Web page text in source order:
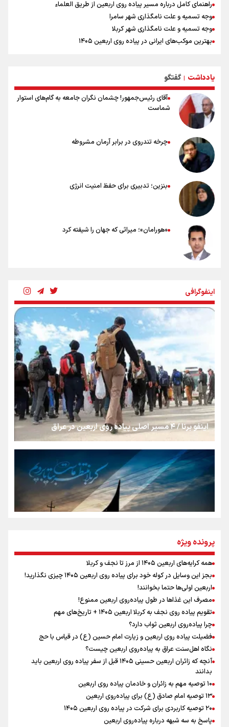
راهنمای کامل درباره مسیر پیاده روی اربعین از طریق العلماء
وجه تسمیه و علت نامگذاری شهر سامرا
وجه تسمیه و علت نامگذاری شهر کربلا
بهترین موکب‌های ایرانی در پیاده روی اربعین ۱۴۰۵
۲۰ نکته دوستانه درباره پیاده روی اربعین و عراقی ها
یادداشت | گفتگو
آقای رئیس‌جمهور! چشمان نگران جامعه به گام‌های استوار
شماست
چرخه تندروی در برابر آرمان مشروطه
بنزین؛ تدبیری برای حفظ امنیت انرژی
«هورامان»؛ میراثی که جهان را شیفته کرد
رسانه ملی و حق مردم برای شنیدن صدای رئیس‌جمهوری
روایت ایران از کنار مردم
از طلوع خیابان‌ها تا غروب اشک
جمله‌ای که بغض چهارماهه را شکست؛ «آهای مردم، آقا از
تهران رفتند»
سه حسرتی که به دلم ماند
نگاه تمدنی رهبر شهید به فضای مجازی
رابطه کارگر و کارفرما در اندیشه رهبر شهید: از تضاد به
زوجیت
اینفوگرافی
اینفو برنا / ۴ مسیر اصلی پیاده روی اربعین در عراق
اینفو برنا / توصیه‌هایی طلایی برای پیاده روی اربعین
اینفو برنا / جدول کامل فاصله مرز شلمچه تا شهرهای زیارتی
عراق
پرونده ویژه
همه کرایه‌های اربعین ۱۴۰۵ از مرز تا نجف و کربلا
بجز این وسایل در کوله خود برای پیاده روی اربعین ۱۴۰۵ چیزی نگذارید!
اربعین اولی‌ها حتما بخوانند!
مصرف این غذاها در طول پیاده‌روی اربعین ممنوع!
تقویم پیاده روی نجف به کربلا اربعین ۱۴۰۵ + تاریخ‌های مهم
چرا پیاده‌روی اربعین ثواب دارد؟
فضیلت پیاده روی اربعین و زیارت امام حسین (ع) در قیاس با حج
نگاه اهل‌سنت عراق به پیاده‌روی اربعین چیست؟
آنچه که زائران اربعین حسینی ۱۴۰۵ قبل از سفر پیاده روی اربعین باید
بدانند
۱۰ توصیه مهم به زائران و خادمان پیاده روی اربعین
۱۳ توصیه امام صادق (ع) برای پیاده‌روی اربعین
۲۰ توصیه کاربردی برای شرکت در پیاده روی اربعین ۱۴۰۵
پاسخ به سه‌ شبهه درباره پیاده‌روی اربعین